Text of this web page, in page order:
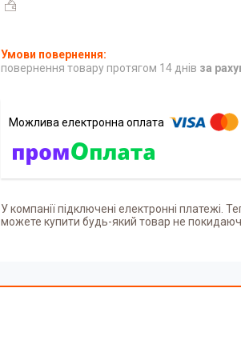
повернення товару протягом 14 днів за
У компанії підключені електронні платежі.
можете купити будь-який товар не